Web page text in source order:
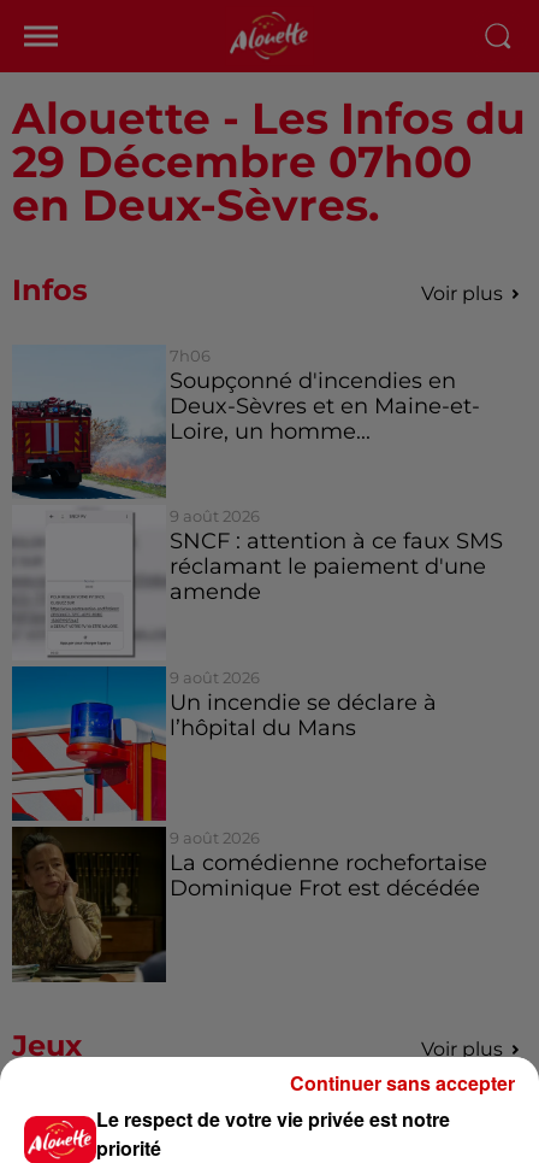
Alouette - Les Infos du
29 Décembre 07h00
en Deux-Sèvres.
Infos Voir plus
7h06
Soupçonné d'incendies en
Deux-Sèvres et en Maine-et-
Loire, un homme...
9 août 2026
SNCF : attention à ce faux SMS
réclamant le paiement d'une
amende
9 août 2026
Un incendie se déclare à
l’hôpital du Mans
9 août 2026
La comédienne rochefortaise
Dominique Frot est décédée
Jeux Voir plus
Gagnez vos places pour
l'événement Ride the Show à
Le respect de votre vie privée est notre
priorité
Continuer sans accepter